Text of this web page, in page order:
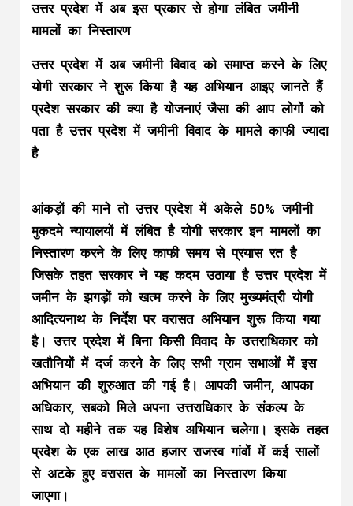
उत्तर प्रदेश में अब इस प्रकार से होगा लंबित जमीनी
मामलों का निस्तारण
उत्तर प्रदेश में अब जमीनी विवाद को समाप्त करने के लिए
योगी सरकार ने शुरू किया है यह अभियान आइए जानते हैं
प्रदेश सरकार की क्या है योजनाएं जैसा की आप लोगों को
पता है उत्तर प्रदेश में जमीनी विवाद के मामले काफी ज्यादा
है
आंकड़ों की माने तो उत्तर प्रदेश में अकेले 50% जमीनी
मुकदमे न्यायालयों में लंबित है योगी सरकार इन मामलों का
निस्तारण करने के लिए काफी समय से प्रयास रत है
जिसके तहत सरकार ने यह कदम उठाया है उत्तर प्रदेश में
जमीन के झगड़ों को खत्म करने के लिए मुख्यमंत्री योगी
आदित्यनाथ के निर्देश पर वरासत अभियान शुरू किया गया
है। उत्तर प्रदेश में बिना किसी विवाद के उत्तराधिकार को
खतौनियों में दर्ज करने के लिए सभी ग्राम सभाओं में इस
अभियान की शुरुआत की गई है। आपकी जमीन, आपका
अधिकार, सबको मिले अपना उत्तराधिकार के संकल्प के
साथ दो महीने तक यह विशेष अभियान चलेगा। इसके तहत
प्रदेश के एक लाख आठ हजार राजस्व गांवों में कई सालों
से अटके हुए वरासत के मामलों का निस्तारण किया
जाएगा।